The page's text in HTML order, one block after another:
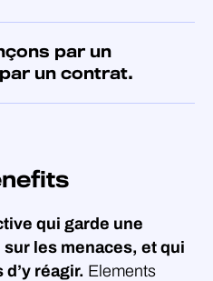
par un
un contrat.
qui garde une
sur les menaces, et qui
réagir. Elements